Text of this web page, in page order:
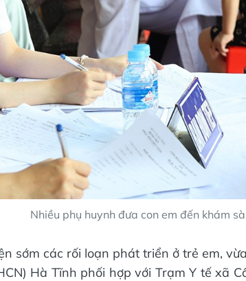
Nhiều phụ huynh đưa con em đến khám
sớm các rối loạn phát triển ở trẻ em,
Hà Tĩnh phối hợp với Trạm Y tế xã